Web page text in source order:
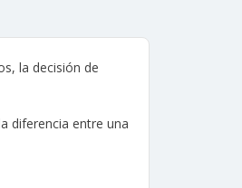
la decisión de
diferencia entre una